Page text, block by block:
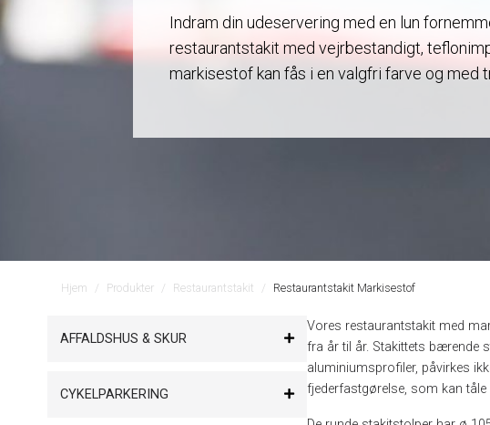
Indram din udeservering med en lun
restaurantstakit med vejrbestandigt,
markisestof kan fås i en valgfri farve og med
Hjem Produkter Restaurantstakit Restaurantstakit Markisestof
AFFALDSHUS & SKUR
CYKELPARKERING
Vores restaurantstakit med
fra år til år. Stakittets bærende
aluminiumsprofiler, påvirkes
fjederfastgørelse, som kan